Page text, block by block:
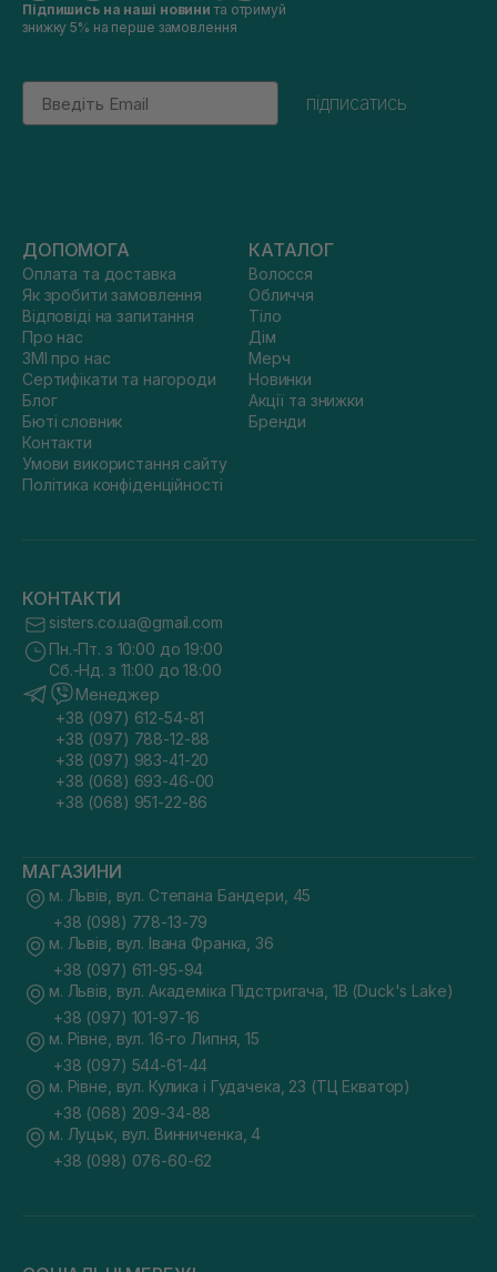
Підпишись на наші новини та отримуй
знижку 5% на перше замовлення
Email
підписатись
ДОПОМОГА
Оплата та доставка
Як зробити замовлення
Відповіді на запитання
Про нас
ЗМІ про нас
Сертифікати та нагороди
Блог
Бюті словник
Контакти
Умови використання сайту
Політика конфіденційності
КАТАЛОГ
Волосся
Обличчя
Тіло
Дім
Мерч
Новинки
Акції та знижки
Бренди
КОНТАКТИ
sisters.co.ua@gmail.com
Пн.-Пт. з 10:00 до 19:00
Сб.-Нд. з 11:00 до 18:00
Менеджер
+38 (097) 612-54-81
+38 (097) 788-12-88
+38 (097) 983-41-20
+38 (068) 693-46-00
+38 (068) 951-22-86
МАГАЗИНИ
м. Львів, вул. Степана Бандери, 45
+38 (098) 778-13-79
м. Львів, вул. Івана Франка, 36
+38 (097) 611-95-94
м. Львів, вул. Академіка Підстригача, 1В (Duck's Lake)
+38 (097) 101-97-16
м. Рівне, вул. 16-го Липня, 15
+38 (097) 544-61-44
м. Рівне, вул. Кулика і Гудачека, 23 (ТЦ Екватор)
+38 (068) 209-34-88
м. Луцьк, вул. Винниченка, 4
+38 (098) 076-60-62